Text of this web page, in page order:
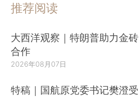
推荐阅读
大西洋观察｜特朗普助力金砖
合作
2026年08月07日
特稿｜国航原党委书记樊澄受